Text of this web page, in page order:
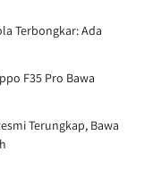
Terbongkar: Ada
F35 Pro Bawa
Terungkap, Bawa